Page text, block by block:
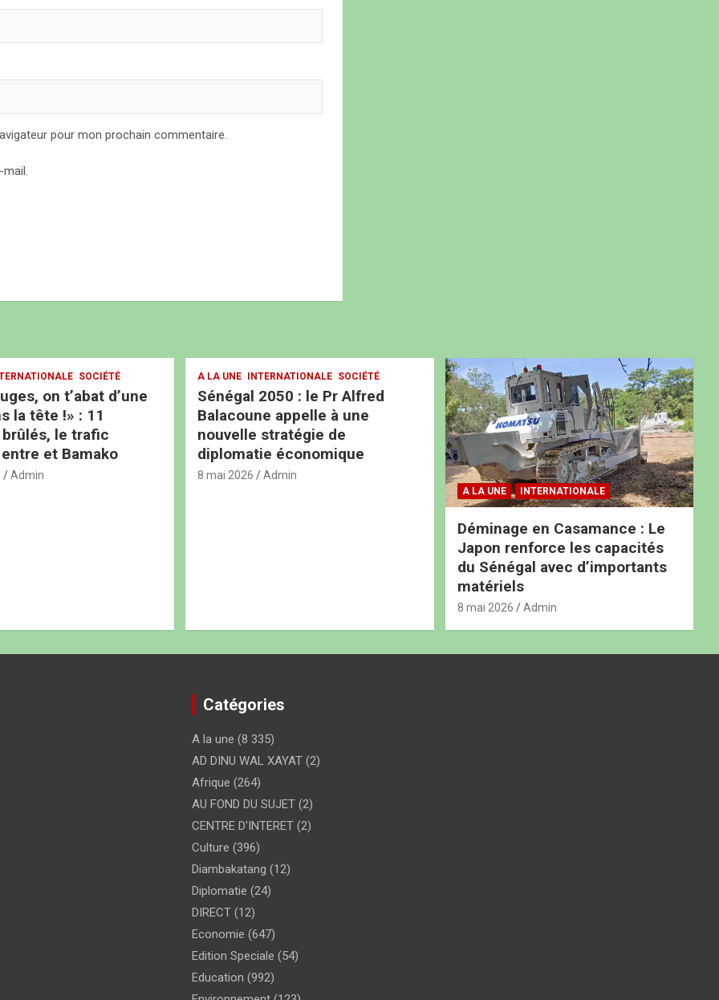
pour mon prochain commentaire.
SOCIÉTÉ
on t’abat d’une
la tête !» : 11
le trafic
et Bamako
Admin
A LA UNE INTERNATIONALE SOCIÉTÉ
Sénégal 2050 : le Pr Alfred
Balacoune appelle à une
nouvelle stratégie de
diplomatie économique
8 mai 2026 Admin
A LA UNE INTERNATIONALE
Déminage en Casamance : Le
Japon renforce les capacités
du Sénégal avec d’importants
matériels
8 mai 2026 Admin
Catégories
A la une (8 335)
AD DINU WAL XAYAT (2)
Afrique (264)
AU FOND DU SUJET (2)
CENTRE D'INTERET (2)
Culture (396)
Diambakatang (12)
Diplomatie (24)
DIRECT (12)
Economie (647)
Edition Speciale (54)
Education (992)